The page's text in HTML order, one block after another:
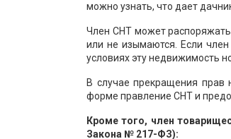
можно узнать, что дает
Член СНТ может
или не изымаются. Если
условиях эту недвижимость
В случае прекращения
форме правление СНТ и
Кроме того, член
Закона № 217-ФЗ):